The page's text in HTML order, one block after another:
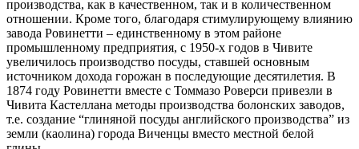
производства, как в качественном, так и в количественном
отношении. Кроме того, благодаря стимулирующему влиянию
завода Ровинетти – единственному в этом районе
промышленному предприятия, с 1950-х годов в Чивите
увеличилось производство посуды, ставшей основным
источником дохода горожан в последующие десятилетия. В
1874 году Ровинетти вместе с Томмазо Роверси привезли в
Чивита Кастеллана методы производства болонских заводов,
т.е. создание “глиняной посуды английского производства” из
земли (каолина) города Виченцы вместо местной белой